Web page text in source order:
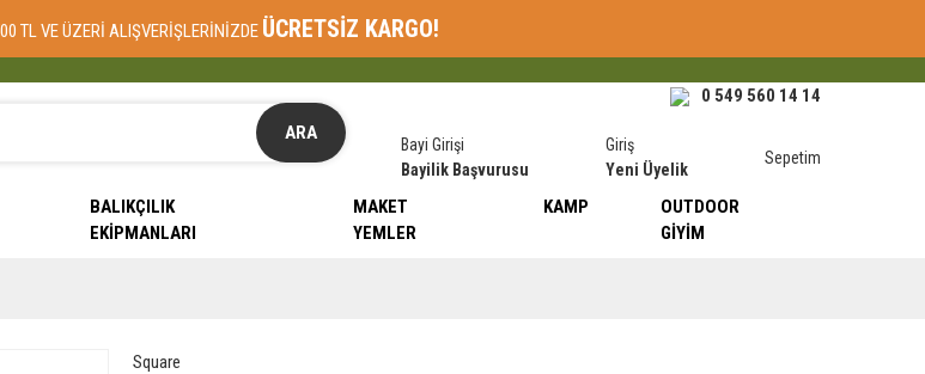
TL VE ÜZERİ ALIŞVERİŞLERİNİZDE ÜCRETSİZ KARGO!
ARA
0 549 560 14 14
Bayi Girişi
Bayilik Başvurusu
Giriş
Yeni Üyelik
Sepetim
BALIKÇILIK
EKIPMANLARI
MAKET
YEMLER
KAMP
OUTDOOR
GIYIM
Square